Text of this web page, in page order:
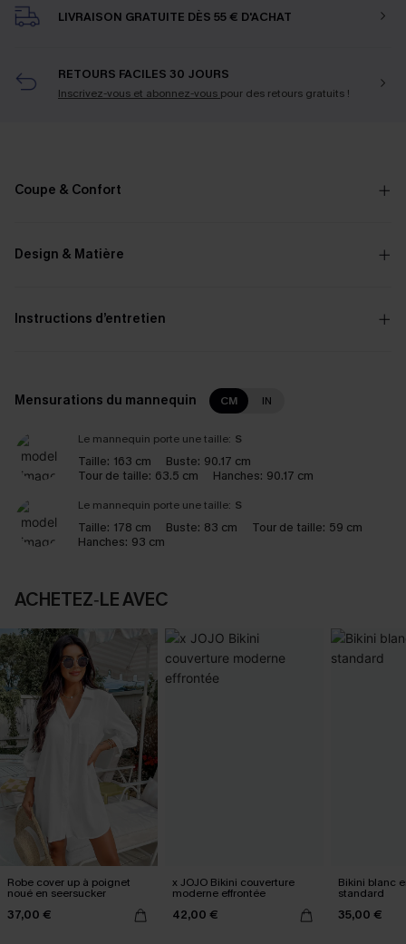
LIVRAISON GRATUITE DÈS 55 € D'ACHAT
RETOURS FACILES 30 JOURS
Inscrivez-vous et abonnez-vous pour des retours gratuits !
Coupe & Confort
Design & Matière
Instructions d’entretien
Mensurations du mannequin CM IN
Le mannequin porte une taille: S
Taille: 163 cm Buste: 90.17 cm
Tour de taille: 63.5 cm Hanches: 90.17 cm
Le mannequin porte une taille: S
Taille: 178 cm Buste: 83 cm Tour de taille: 59 cm
Hanches: 93 cm
ACHETEZ‑LE AVEC
Robe cover up à poignet
noué en seersucker
37,00 €
x JOJO Bikini couverture
moderne effrontée
42,00 €
Bikini blanc
standard
35,00 €